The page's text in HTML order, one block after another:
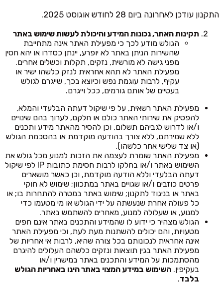
התקנון עודכן לאחרונה ביום 28 לחודש אוגוסט 2025.
תקינות האתר, נכונות המידע והיכולת לעשות שימוש באתר
הגולש מודע לכך כי מפעילת האתר אינה מתחייבת
שהשירות הניתן באתר לא יופרע, יינתן כסדרו או יהא חסין
מפני גישה לא מורשית, נזקים, תקלות וכשלים אחרים.
מפעילת האתר לא תהא אחראית לנזק כלשהו ישיר או
עקיף, לרבות עוגמת נפש וכיוצא בכך, שייגרם לגולש
בעטיים של אותם גורמים, ככל וייגרם.
מפעילת האתר רשאית, על פי שיקול דעתה הבלעדי והמלא,
להפסיק את שירותי האתר כולם או חלקם, לערוך בהם שינויים
ו/או לדרוש לגביהם תשלום, וכן להסיר מהאתר מידע ותכנים
ללא שמירתם, ללא צורך בהודעה מוקדמת או בהסכמת הגולש
(או צד שלישי אחר כלשהו).
מפעילת האתר שומרת לעצמה את הזכות למנוע מכל גולש את
השימוש באתר ו/או בחלקו לרבות חסימת כתובות IP לפי שיקול
דעתה הבלעדי וללא הודעה מוקדמת, וכן כאשר מושארים
פרטים כוזבים ו/או שגויים באתר במתכוון; שימוש לא חוקי
באתר או בניגוד לתקנון; שימוש באתר במטרה להתחרות בו; או
כל פעולה אחרת שנעשתה על ידי הגולש או מי מטעמו כדי
למנוע, או שעלולה למנוע, מאחרים להשתמש באתר.
הגולש מצהיר כי ידוע לו שהמידע והתכנים באתר אינם חפים
מטעויות, והם יכולים להשתנות מעת לעת, וכי מפעילת האתר
אינה אחראית לנכונותם בכל צורה שהיא, לרבות אי אחריות של
מפעילת האתר בגין תוצאות ונזקים כלשהם העלולים להיגרם
מהסתמכות על המידע והתכנים באתר במישרין ו/או
בעקיפין. השימוש במידע המצוי באתר הינו באחריות הגולש
בלבד.